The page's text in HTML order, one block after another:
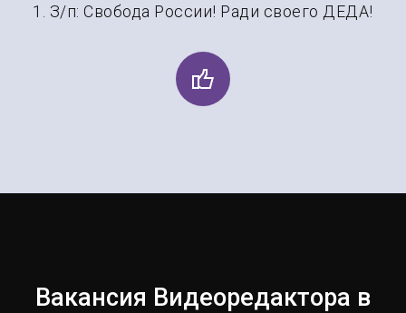
1. З/п: Свобода России! Ради своего ДЕДА!
Вакансия Видеоредактора в